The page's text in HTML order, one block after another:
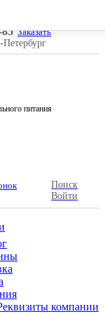
85 Заказать
Петербург
питания
Поиск
Войти
компании